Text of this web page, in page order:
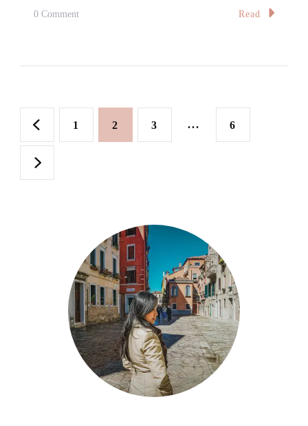
0 CommentOn
Yi
Feng
Kopitiam,
Taman
OUG
Read
文
章
分
頁
Page
1 Page
2 Page
3 ... Page
6